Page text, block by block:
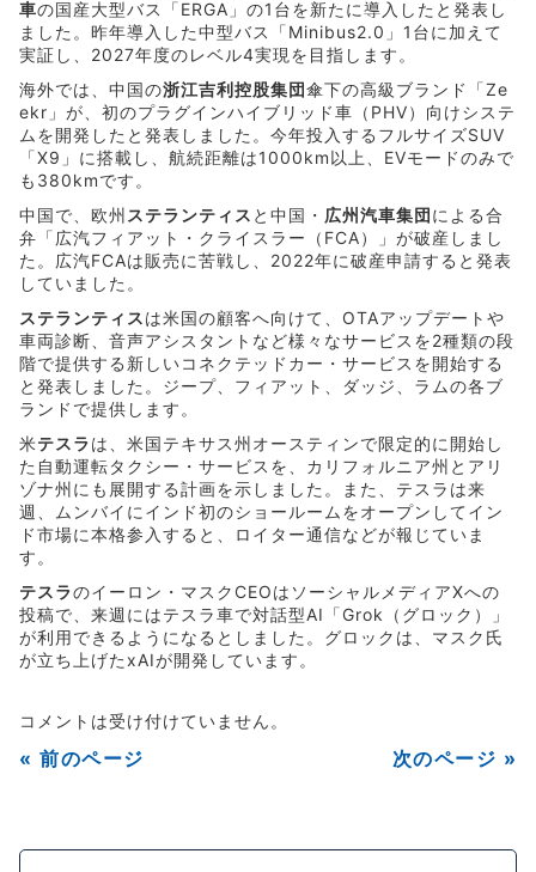
車の国産大型バス「ERGA」の1台を新たに導入したと発表し
ました。昨年導入した中型バス「Minibus2.0」1台に加えて
実証し、2027年度のレベル4実現を目指します。
海外では、中国の浙江吉利控股集団傘下の高級ブランド「Ze
ekr」が、初のプラグインハイブリッド車（PHV）向けシステ
ムを開発したと発表しました。今年投入するフルサイズSUV
「X9」に搭載し、航続距離は1000km以上、EVモードのみで
も380kmです。
中国で、欧州 ステランティス と中国・ 広州汽車集団による合
弁「広汽フィアット・クライスラー（FCA）」が破産しまし
た。広汽FCAは販売に苦戦し、2022年に破産申請すると発表
していました。
ステランティスは米国の顧客へ向けて、OTAアップデートや
車両診断、音声アシスタントなど様々なサービスを2種類の段
階で提供する新しいコネクテッドカー・サービスを開始する
と発表しました。ジープ、フィアット、ダッジ、ラムの各ブ
ランドで提供します。
米テスラ は、米国テキサス州オースティンで限定的に開始し
た自動運転タクシー・サービスを、カリフォルニア州とアリ
ゾナ州にも展開する計画を示しました。また、テスラは来
週、ムンバイにインド初のショールームをオープンしてイン
ド市場に本格参入すると、ロイター通信などが報じていま
す。
テスラのイーロン・マスクCEOはソーシャルメディアXへの
投稿で、来週にはテスラ車で対話型AI「Grok（グロック）」
が利用できるようになるとしました。グロックは、マスク氏
が立ち上げたxAIが開発しています。
コメントは受け付けていません。
« 前のページ 次のページ »